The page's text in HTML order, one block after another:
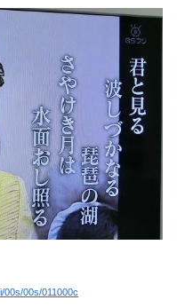
00s/00s/011000c